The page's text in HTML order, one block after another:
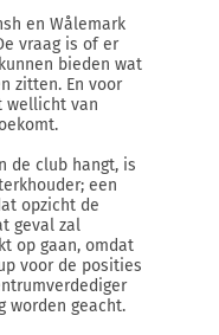
en Wålemark
vraag is of er
bieden wat
zitten. En voor
wellicht van
de club hangt, is
een
opzicht de
geval zal
op gaan, omdat
voor de posities
worden geacht.